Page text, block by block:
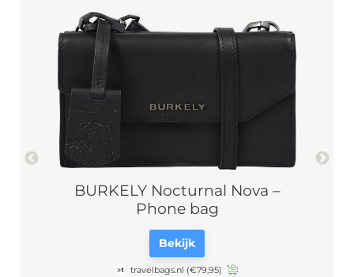
BURKELY Nocturnal Nova –
Phone bag
Bekijk
travelbags.nl (€79,95)